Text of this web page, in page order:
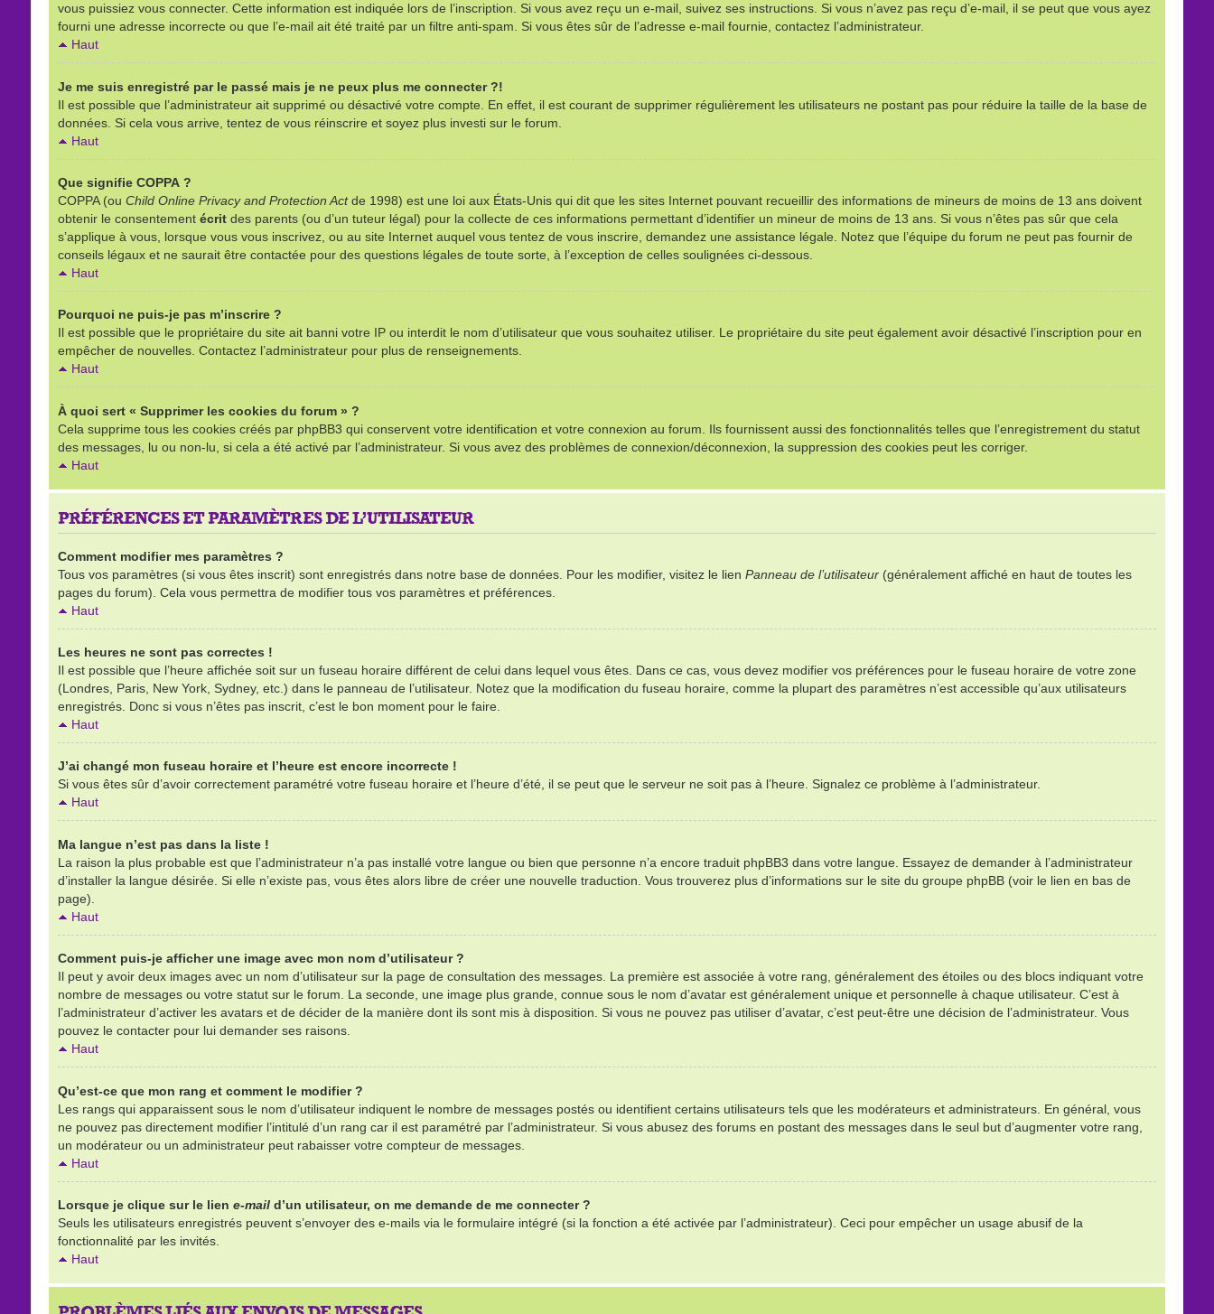
vous puissiez vous connecter. Cette information est indiquée lors de l’inscription. Si vous avez reçu un e-mail, suivez ses instructions. Si vous n’avez pas reçu d’e-mail, il se peut que vous ayez
fourni une adresse incorrecte ou que l’e-mail ait été traité par un filtre anti-spam. Si vous êtes sûr de l’adresse e-mail fournie, contactez l’administrateur.
Haut
Je me suis enregistré par le passé mais je ne peux plus me connecter ?!
Il est possible que l’administrateur ait supprimé ou désactivé votre compte. En effet, il est courant de supprimer régulièrement les utilisateurs ne postant pas pour réduire la taille de la base de
données. Si cela vous arrive, tentez de vous réinscrire et soyez plus investi sur le forum.
Haut
Que signifie COPPA ?
COPPA (ou Child Online Privacy and Protection Actde 1998) est une loi aux États-Unis qui dit que les sites Internet pouvant recueillir des informations de mineurs de moins de 13 ans doivent
obtenir le consentement écritdes parents (ou d’un tuteur légal) pour la collecte de ces informations permettant d’identifier un mineur de moins de 13 ans. Si vous n’êtes pas sûr que cela
s’applique à vous, lorsque vous vous inscrivez, ou au site Internet auquel vous tentez de vous inscrire, demandez une assistance légale. Notez que l’équipe du forum ne peut pas fournir de
conseils légaux et ne saurait être contactée pour des questions légales de toute sorte, à l’exception de celles soulignées ci-dessous.
Haut
Pourquoi ne puis-je pas m’inscrire ?
Il est possible que le propriétaire du site ait banni votre IP ou interdit le nom d’utilisateur que vous souhaitez utiliser. Le propriétaire du site peut également avoir désactivé l’inscription pour en
empêcher de nouvelles. Contactez l’administrateur pour plus de renseignements.
Haut
À quoi sert « Supprimer les cookies du forum » ?
Cela supprime tous les cookies créés par phpBB3 qui conservent votre identification et votre connexion au forum. Ils fournissent aussi des fonctionnalités telles que l’enregistrement du statut
des messages, lu ou non-lu, si cela a été activé par l’administrateur. Si vous avez des problèmes de connexion/déconnexion, la suppression des cookies peut les corriger.
Haut
PRÉFÉRENCES ET PARAMÈTRES DE L’UTILISATEUR
Comment modifier mes paramètres ?
Tous vos paramètres (si vous êtes inscrit) sont enregistrés dans notre base de données. Pour les modifier, visitez le lien Panneau de l’utilisateur(généralement affiché en haut de toutes les
pages du forum). Cela vous permettra de modifier tous vos paramètres et préférences.
Haut
Les heures ne sont pas correctes !
Il est possible que l’heure affichée soit sur un fuseau horaire différent de celui dans lequel vous êtes. Dans ce cas, vous devez modifier vos préférences pour le fuseau horaire de votre zone
(Londres, Paris, New York, Sydney, etc.) dans le panneau de l’utilisateur. Notez que la modification du fuseau horaire, comme la plupart des paramètres n’est accessible qu’aux utilisateurs
enregistrés. Donc si vous n’êtes pas inscrit, c’est le bon moment pour le faire.
Haut
J’ai changé mon fuseau horaire et l’heure est encore incorrecte !
Si vous êtes sûr d’avoir correctement paramétré votre fuseau horaire et l’heure d’été, il se peut que le serveur ne soit pas à l’heure. Signalez ce problème à l’administrateur.
Haut
Ma langue n’est pas dans la liste !
La raison la plus probable est que l’administrateur n’a pas installé votre langue ou bien que personne n’a encore traduit phpBB3 dans votre langue. Essayez de demander à l’administrateur
d’installer la langue désirée. Si elle n’existe pas, vous êtes alors libre de créer une nouvelle traduction. Vous trouverez plus d’informations sur le site du groupe phpBB (voir le lien en bas de
page).
Haut
Comment puis-je afficher une image avec mon nom d’utilisateur ?
Il peut y avoir deux images avec un nom d’utilisateur sur la page de consultation des messages. La première est associée à votre rang, généralement des étoiles ou des blocs indiquant votre
nombre de messages ou votre statut sur le forum. La seconde, une image plus grande, connue sous le nom d’avatar est généralement unique et personnelle à chaque utilisateur. C’est à
l’administrateur d’activer les avatars et de décider de la manière dont ils sont mis à disposition. Si vous ne pouvez pas utiliser d’avatar, c’est peut-être une décision de l’administrateur. Vous
pouvez le contacter pour lui demander ses raisons.
Haut
Qu’est-ce que mon rang et comment le modifier ?
Les rangs qui apparaissent sous le nom d’utilisateur indiquent le nombre de messages postés ou identifient certains utilisateurs tels que les modérateurs et administrateurs. En général, vous
ne pouvez pas directement modifier l’intitulé d’un rang car il est paramétré par l’administrateur. Si vous abusez des forums en postant des messages dans le seul but d’augmenter votre rang,
un modérateur ou un administrateur peut rabaisser votre compteur de messages.
Haut
Lorsque je clique sur le lien e-maild’un utilisateur, on me demande de me connecter ?
Seuls les utilisateurs enregistrés peuvent s’envoyer des e-mails via le formulaire intégré (si la fonction a été activée par l’administrateur). Ceci pour empêcher un usage abusif de la
fonctionnalité par les invités.
Haut